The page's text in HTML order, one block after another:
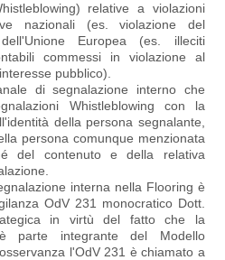
relative a violazioni
nazionali (es. violazione del
Europea (es. illeciti
commessi in violazione al
pubblico).
di segnalazione interno che
Whistleblowing con la
della persona segnalante,
persona comunque menzionata
del contenuto e della relativa
interna nella Flooring è
OdV 231 monocratico Dott.
in virtù del fatto che la
è parte integrante del Modello
l'OdV 231 è chiamato a